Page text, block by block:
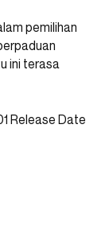
pemilihan
ini terasa